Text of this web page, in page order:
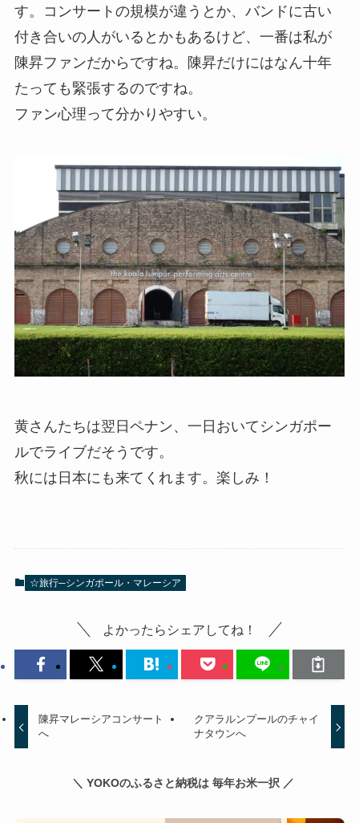
す。コンサートの規模が違うとか、バンドに古い
付き合いの人がいるとかもあるけど、一番は私が
陳昇ファンだからですね。陳昇だけにはなん十年
たっても緊張するのですね。
ファン心理って分かりやすい。
黄さんたちは翌日ペナン、一日おいてシンガポー
ルでライブだそうです。
秋には日本にも来てくれます。楽しみ！
☆旅行─シンガポール・マレーシア
よかったらシェアしてね！
陳昇マレーシアコンサート
へ
クアラルンプールのチャイ
ナタウンへ
＼ YOKOのふるさと納税は 毎年お米一択 ／